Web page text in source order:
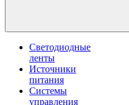
Светодиодные
ленты
Источники
питания
Системы
управления